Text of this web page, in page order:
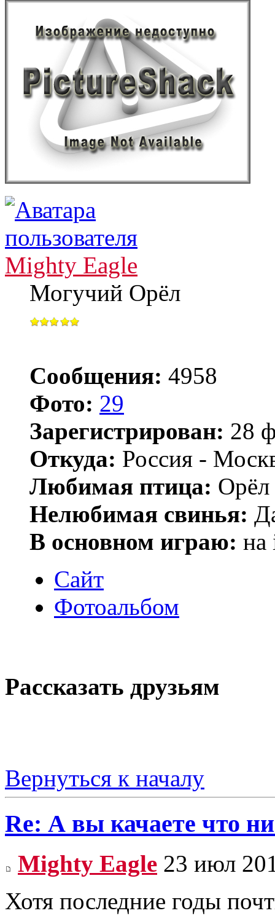
Mighty Eagle
Могучий Орёл
Сообщения: 4958
Фото: 29
Зарегистрирован: 28
Откуда: Россия -
Любимая птица:
Нелюбимая свинья:
В основном играю: на
Сайт
Фотоальбом
Рассказать друзьям
Вернуться к началу
Re: А вы качаете что
Mighty Eagle 23 июл
Хотя последние годы